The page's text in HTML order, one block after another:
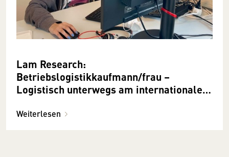
Lam Research:
Betriebslogistikkaufmann/frau –
Logistisch unterwegs am internationalen
Weiterlesen